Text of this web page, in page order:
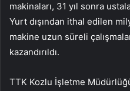
makinaları, 31 yıl sonra
Yurt dışından ithal edilen
makine uzun süreli
kazandırıldı.
TTK Kozlu İşletme